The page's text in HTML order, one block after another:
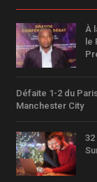
À
le
Défaite 1-2 du
Manchester City
32